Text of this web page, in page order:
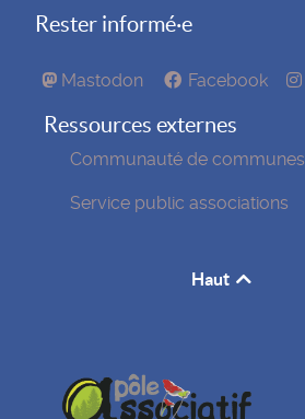
Rester informé·e
Mastodon Facebook
Ressources externes
Communauté de communes
Service public associations
Haut